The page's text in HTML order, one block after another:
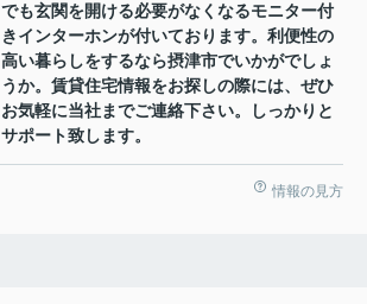
でも玄関を開ける必要がなくなるモニター付
きインターホンが付いております。利便性の
高い暮らしをするなら摂津市でいかがでしょ
うか。賃貸住宅情報をお探しの際には、ぜひ
お気軽に当社までご連絡下さい。しっかりと
サポート致します。
情報の見方